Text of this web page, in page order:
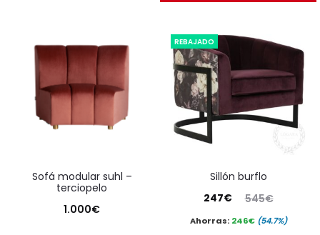
sofá modular suhl –
terciopelo
1.000€
REBAJADO
sillón burflo
545€
El
precio
247€
precioAhorras: 246€ (54.7%)